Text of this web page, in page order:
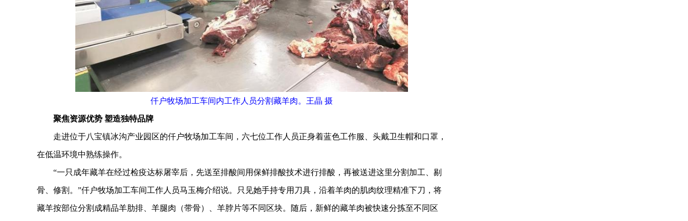
仟户牧场加工车间内工作人员分割藏羊肉。王晶 摄
聚焦资源优势 塑造独特品牌
走进位于八宝镇冰沟产业园区的仟户牧场加工车间，六七位工作人员正身着蓝色工作服、头戴卫生帽和口罩，
在低温环境中熟练操作。
“一只成年藏羊在经过检疫达标屠宰后，先送至排酸间用保鲜排酸技术进行排酸，再被送进这里分割加工、剔
骨、修割。”仟户牧场加工车间工作人员马玉梅介绍说。只见她手持专用刀具，沿着羊肉的肌肉纹理精准下刀，将
藏羊按部位分割成精品羊肋排、羊腿肉（带骨）、羊脖片等不同区块。随后，新鲜的藏羊肉被快速分拣至不同区